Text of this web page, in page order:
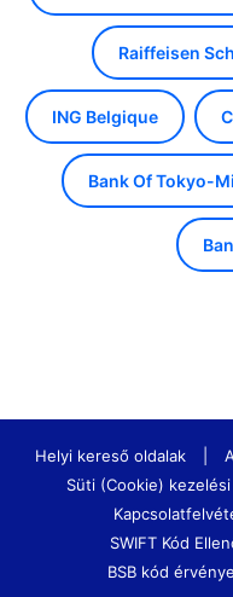
Raiffeisen
ING Belgique
Bank Of Tokyo-
Helyi kereső oldalak
Süti (Cookie)
SWIFT Kód
BSB kód